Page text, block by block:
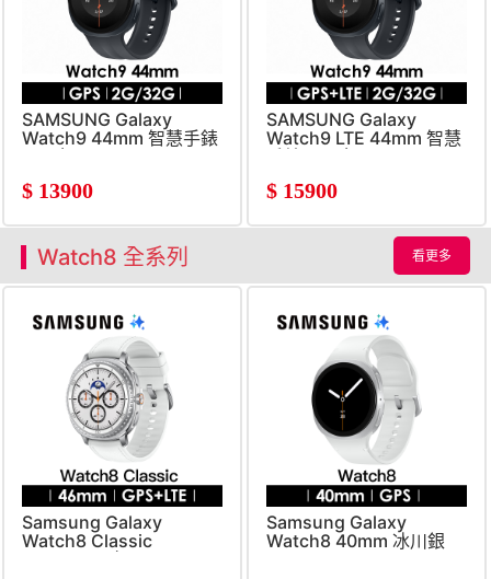
SAMSUNG Galaxy
Watch9 44mm 智慧手錶
星石灰
$ 13900
SAMSUNG Galaxy
Watch9 LTE 44mm 智慧
手錶 星石灰
$ 15900
Watch8 全系列 看更多
Samsung Galaxy
Watch8 Classic
LTE46mm 白
Samsung Galaxy
Watch8 40mm 冰川銀